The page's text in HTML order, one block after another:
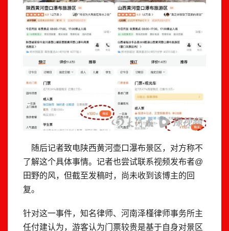
随后记者致电陕西黄河壶口瀑布景区，对方称不
了解这个具体事情。记者也尝试联系视频发布者@
田野的风，但截至发稿时，尚未收到该博主的回
复。
针对这一事件，知名律师、河南泽槿律师事务所主
任付建认为，游客认为门票较贵是基于自身对景区